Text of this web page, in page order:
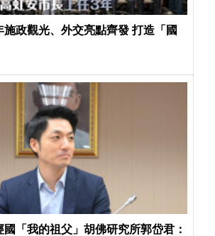
施政觀光、外交亮點齊發 打造「國
「我的祖父」胡佛研究所郭岱君：